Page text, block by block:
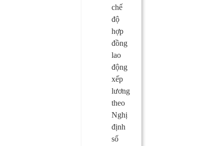
chế
độ
hợp
đồng
lao
động
xếp
lương
theo
Nghị
định
số